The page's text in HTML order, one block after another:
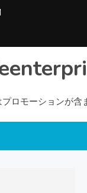
ロモーションが含